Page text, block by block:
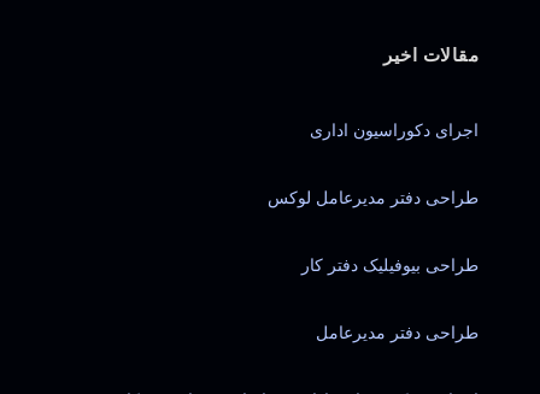
مقالات اخیر
اجرای دکوراسیون اداری
طراحی دفتر مدیرعامل لوکس
طراحی بیوفیلیک دفتر کار
طراحی دفتر مدیرعامل